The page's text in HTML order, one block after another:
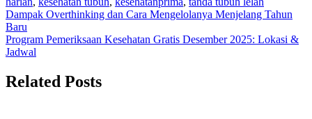
Navigasi
pos
Dampak Overthinking dan Cara Mengelolanya Menjelang Tahun
Baru
Program Pemeriksaan Kesehatan Gratis Desember 2025: Lokasi &
Jadwal
Related Posts